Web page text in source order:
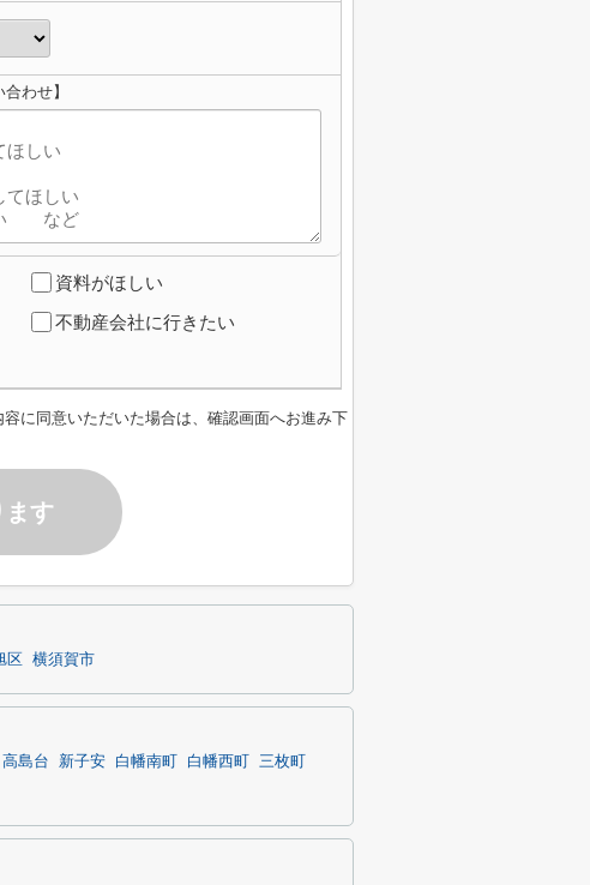
わせ】
資料がほしい
不動産会社に行きたい
に同意いただいた場合は、確認画面へお進み下
ます
区 横須賀市
高島台 新子安 白幡南町 白幡西町
三枚町